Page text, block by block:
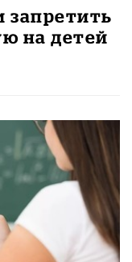
запретить
на детей